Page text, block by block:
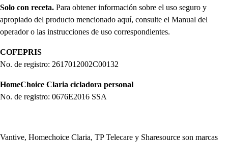
Solo con receta. Para obtener información sobre el uso seguro y
apropiado del producto mencionado aquí, consulte el Manual del
operador o las instrucciones de uso correspondientes.
COFEPRIS
No. de registro: 2617012002C00132
HomeChoice Claria cicladora personal
No. de registro: 0676E2016 SSA
Vantive, Homechoice Claria, TP Telecare y Sharesource son marcas